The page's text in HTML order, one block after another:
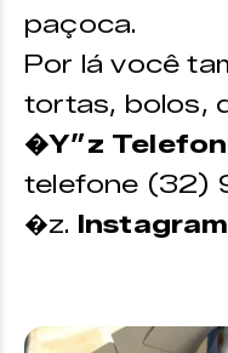
paçoca.
Por lá você
tortas, bolos,
�Y”z
telefone (32)
�z.